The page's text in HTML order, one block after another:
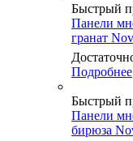
Быстрый
Панели
гранат
Подробнее
Быстрый
Панели
бирюза